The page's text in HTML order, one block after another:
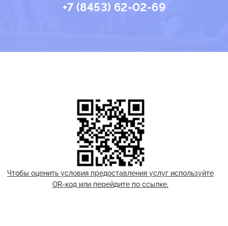
+7 (8453) 62-02-69
Чтобы оценить условия предоставления услуг используйте
OR-код или перейдите по ссылке.